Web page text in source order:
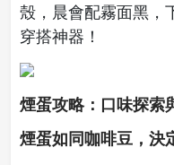
殼，晨會配霧面黑，
穿搭神器！
煙蛋攻略：口味探索
煙蛋如同咖啡豆，決